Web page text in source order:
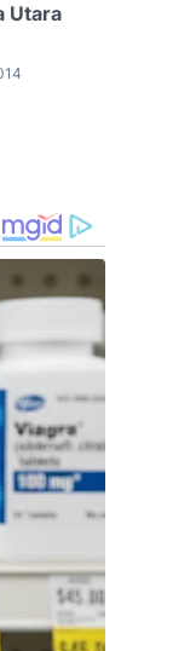
Utara